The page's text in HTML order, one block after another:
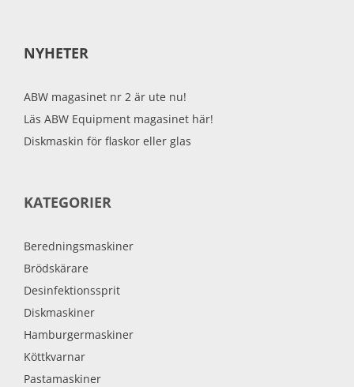
NYHETER
ABW magasinet nr 2 är ute nu!
Läs ABW Equipment magasinet här!
Diskmaskin för flaskor eller glas
KATEGORIER
Beredningsmaskiner
Brödskärare
Desinfektionssprit
Diskmaskiner
Hamburgermaskiner
Köttkvarnar
Pastamaskiner